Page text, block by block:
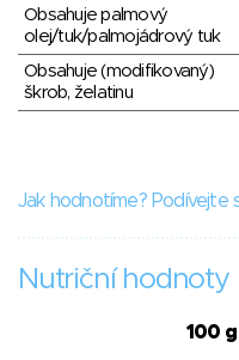
Obsahuje palmový
olej/tuk/palmojádrový tuk
Obsahuje (modifikovaný)
škrob, želatinu
Jak hodnotíme? Podívejte
Nutriční hodnoty
100 g